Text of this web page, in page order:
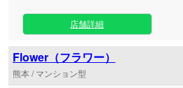
常で疲れた男性のお客様へ、極上の
いたします。 店内は周りの視線を気にせずリラックスできる
個室型のプライベート空間をご用意
ルを使用し、全身の緊張を優しく解き
エリアのルームはアクセスも良好で
店舗詳細
Flower（フラワー）
熊本 / マンション型